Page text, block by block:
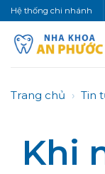
Bỏ
qua
nội
Hệ thống chi nhánh
Trang chủ › Tin
Khi